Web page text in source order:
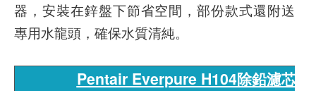
器，安裝在鋅盤下節省空間，部份款式還附送
專用水龍頭，確保水質清純。
Pentair Everpure H104除鉛濾芯套